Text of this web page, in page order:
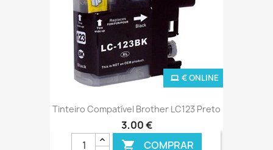
Tinteiro Compatível Brother LC123 Preto
3,00 €
 COMPRAR
€ ONLINE